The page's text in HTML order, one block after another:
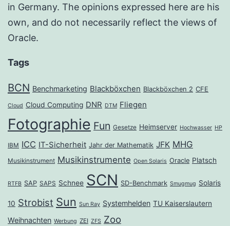
in Germany. The opinions expressed here are his
own, and do not necessarily reflect the views of
Oracle.
Tags
BCN Benchmarketing Blackböxchen Blackböxchen 2 CFE
Cloud Cloud Computing DNR DTM Fliegen
Fotographie Fun Gesetze Heimserver Hochwasser HP
IBM ICC IT-Sicherheit Jahr der Mathematik JFK MHG
Musikinstrument Musikinstrumente Open Solaris Oracle Platsch
RTFB SAP SAPS Schnee SCN SD-Benchmark Smugmug Solaris
10 Strobist Sun Sun Ray Systemhelden TU Kaiserslautern
Weihnachten Werbung ZEI ZFS Zoo